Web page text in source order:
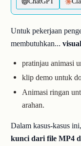
Untuk pekerjaan
membutuhkan...
pratinjau animasi
klip demo untuk
Animasi ringan
arahan.
Dalam kasus-kasus
kunci dari file MP4